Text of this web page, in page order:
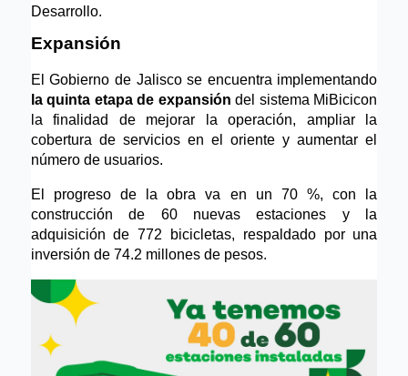
Desarrollo.
Expansión
la quinta etapa de expansión del sistema MiBicicon
la finalidad de mejorar la operación, ampliar la
cobertura de servicios en el oriente y aumentar el
número de usuarios.
El progreso de la obra va en un 70 %, con la
construcción de 60 nuevas estaciones y la
adquisición de 772 bicicletas, respaldado por una
inversión de 74.2 millones de pesos.